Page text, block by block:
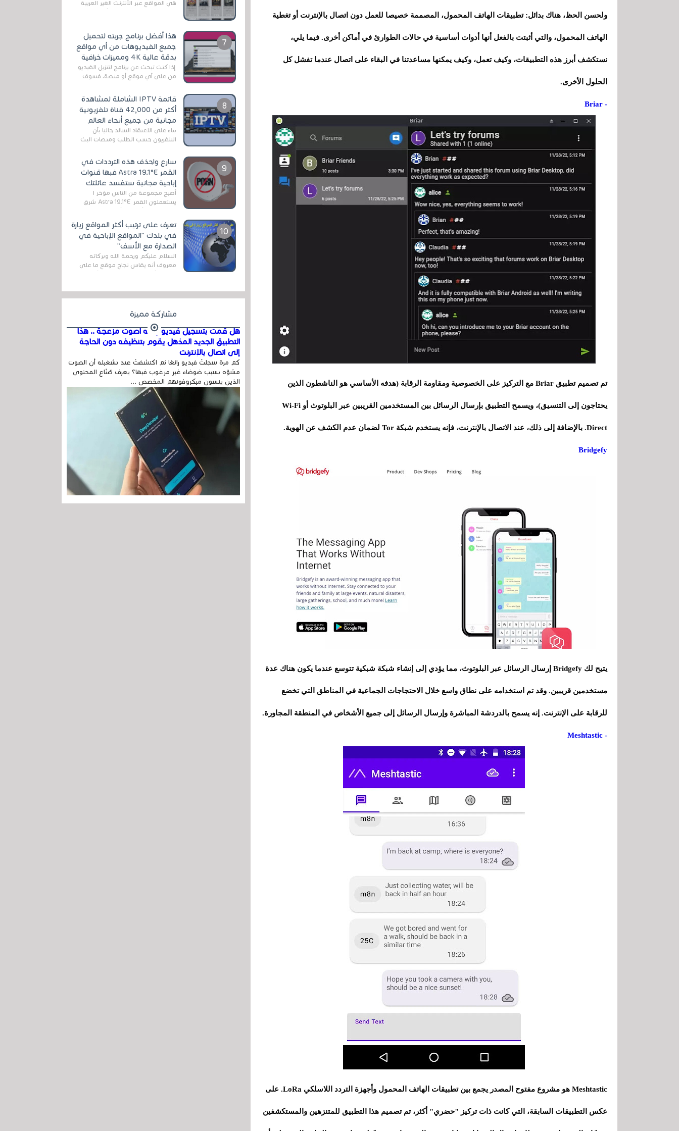
ولحسن الحظ، هناك بدائل: تطبيقات الهاتف المحمول، المصممة خصيصا للعمل دون اتصال بالإنترنت أو تغطية
الهاتف المحمول، والتي أثبتت بالفعل أنها أدوات أساسية في حالات الطوارئ في أماكن أخرى. فيما يلي،
نستكشف أبرز هذه التطبيقات، وكيف تعمل، وكيف يمكنها مساعدتنا في البقاء على اتصال عندما تفشل كل
الحلول الأخرى.
- Briar
تم تصميم تطبيق Briar مع التركيز على الخصوصية ومقاومة الرقابة (هدفه الأساسي هو الناشطون الذين
يحتاجون إلى التنسيق)، ويسمح التطبيق بإرسال الرسائل بين المستخدمين القريبين عبر البلوتوث أو Wi-Fi
Direct. بالإضافة إلى ذلك، عند الاتصال بالإنترنت، فإنه يستخدم شبكة Tor لضمان عدم الكشف عن الهوية.
Bridgefy
يتيح لك Bridgefy إرسال الرسائل عبر البلوتوث، مما يؤدي إلى إنشاء شبكة شبكية تتوسع عندما يكون هناك عدة
مستخدمين قريبين. وقد تم استخدامه على نطاق واسع خلال الاحتجاجات الجماعية في المناطق التي تخضع
للرقابة على الإنترنت. إنه يسمح بالدردشة المباشرة وإرسال الرسائل إلى جميع الأشخاص في المنطقة المجاورة.
- Meshtastic
Meshtastic هو مشروع مفتوح المصدر يجمع بين تطبيقات الهاتف المحمول وأجهزة التردد اللاسلكي LoRa. على
عكس التطبيقات السابقة، التي كانت ذات تركيز "حضري" أكثر، تم تصميم هذا التطبيق للمتنزهين والمستكشفين
هي المواقع عبر الأنترنت الغير العربية
التي تقدم خدمة تحميل الأفلام على
هذا أفضل برنامج جربته لتحميل
جميع الفيديوهات من أي مواقع
بدقة عالية 4K ومميزات خرافية
إذا كنت تبحث عن برنامج لتنزيل الفيديو
من على أي موقع أو منصة، فسوف
الخاصة بالبرامج والتطبيقات في هذا
المج...
قائمة IPTV الشاملة لمشاهدة
أكثر من 42,000 قناة تلفزيونية
مجانية من جميع أنحاء العالم
بناءً على الاعتقاد السائد حاليًا بأن
التلفزيون حسب الطلب ومنصات البث
سارع واحذف هذه الترددات في
القمر Astra 19.1°E فبها قنوات
إباحية مجانية ستفسد عائلتك
أصبح مجموعة من الناس مؤخر ا
يستعملون القمر Astra 19.1°E شرق
قنوات مميزة جدا تنقل العديد من البرامج
اله...
تعرف على ترتيب أكثر المواقع زيارة
في بلدك "المواقع الإباحية في
الصدارة مع الأسف"
السلام عليكم ورحمة الله وبركاته
معروف أنه يقاس نجاح موقع ما على
في...
مشاركة مميزة
هل قمت بتسجيل فيديو وفيه أصوت مزعجة .. هذا
التطبيق الجديد المذهل يقوم بتنظيفه دون الحاجة
إلى اتصال بالإنترنت
كم مرة سجلتَ فيديو رائعًا ثم اكتشفتَ عند تشغيله أن الصوت
مشوّه بسبب ضوضاء غير مرغوب فيها؟ يعرف صُنّاع المحتوى
الذين ينسون ميكروفونهم المخصص ...